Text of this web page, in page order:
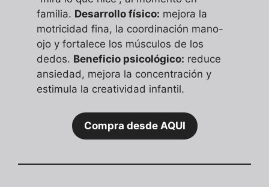
familia. Desarrollo físico: mejora la
motricidad fina, la coordinación mano-
ojo y fortalece los músculos de los
dedos. Beneficio psicológico: reduce
ansiedad, mejora la concentración y
estimula la creatividad infantil.
Compra desde AQUI